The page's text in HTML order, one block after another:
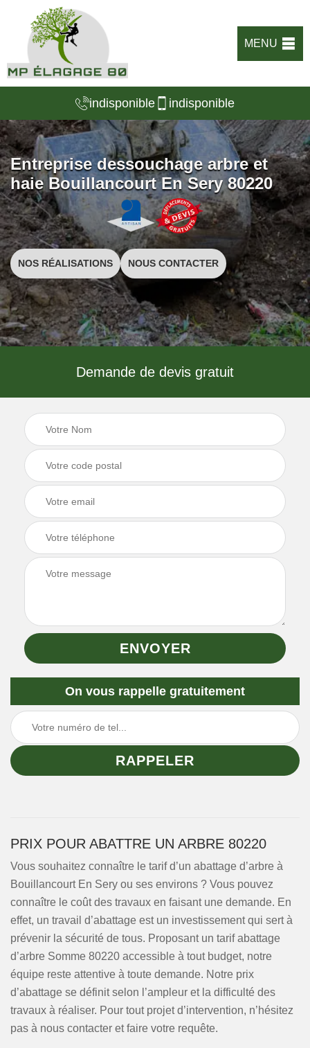
MENU
indisponible indisponible
Entreprise dessouchage arbre et
haie Bouillancourt En Sery 80220
NOS RÉALISATIONS NOUS CONTACTER
Demande de devis gratuit
On vous rappelle gratuitement
PRIX POUR ABATTRE UN ARBRE 80220
Vous souhaitez connaître le tarif d’un abattage d’arbre à
Bouillancourt En Sery ou ses environs ? Vous pouvez
connaître le coût des travaux en faisant une demande. En
effet, un travail d’abattage est un investissement qui sert à
prévenir la sécurité de tous. Proposant un tarif abattage
d’arbre Somme 80220 accessible à tout budget, notre
équipe reste attentive à toute demande. Notre prix
d’abattage se définit selon l’ampleur et la difficulté des
travaux à réaliser. Pour tout projet d’intervention, n’hésitez
pas à nous contacter et faire votre requête.